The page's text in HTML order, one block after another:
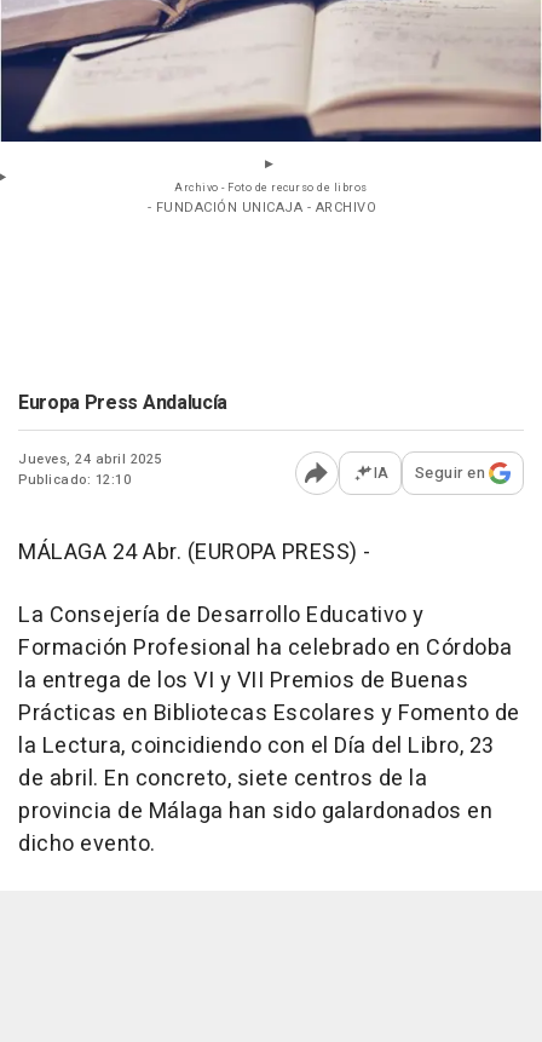
Archivo - Foto de recurso de libros
- FUNDACIÓN UNICAJA - ARCHIVO
Europa Press Andalucía
Jueves, 24 abril 2025
Publicado: 12:10
Abrir opciones para
IA Seguir en
MÁLAGA 24 Abr. (EUROPA PRESS) -
La Consejería de Desarrollo Educativo y
Formación Profesional ha celebrado en Córdoba
la entrega de los VI y VII Premios de Buenas
Prácticas en Bibliotecas Escolares y Fomento de
la Lectura, coincidiendo con el Día del Libro, 23
de abril. En concreto, siete centros de la
provincia de Málaga han sido galardonados en
dicho evento.